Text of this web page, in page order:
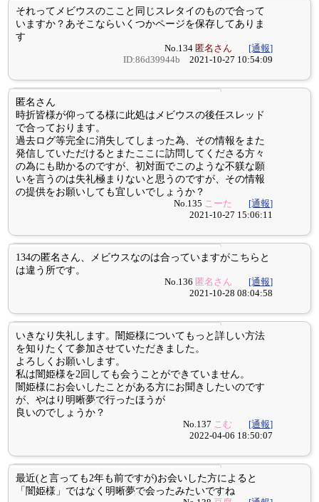
それってメビウスのここと同じスレタイのもので合って
いますか？あそこならいくつかページを保存してありま
す
No.134 匿名さん
[通報]
ID:86d39944b 2021-10-27 10:54:09
匿名さん
時折皆様が仰ってる様に此処はメビウスの後任スレッド
で合っております。
過去ログ等完全に消失してしまった為、その情報をまた
発信していただけるとまたここに訪問してくださる方々
の為にも助かるのですが、初対面でこのような不躾な願
いを言うのは失礼極まりないと思うのですが、その情報
の提供をお願いしても宜しいでしょうか？
No.135 こーた
[通報]
2021-10-27 15:06:11
134の匿名さん、メビウスなのは合っていますがこちらと
は違う所です。
No.136 匿名さん
[通報]
2021-10-28 08:04:58
いきなり失礼します。闇姫様についてもっと詳しい方法
を知りたくて参加させていただきました。
よろしくお願いします。
私は闇姫様を2回しても会うことができていません。
闇姫様にお会いしたことがある方にお聞きしたいのです
が、やはり明晰夢で行ったほうが
良いのでしょうか？
No.137 こむ
[通報]
2022-04-06 18:50:07
最近(と言っても2年も前ですが)お会いした方によると
「闇姫様」ではなく明晰夢で会ったみたいですね